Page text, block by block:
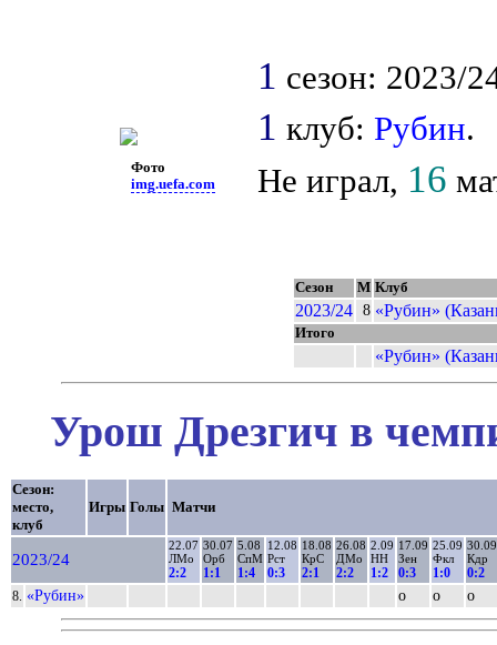
Фото
img.uefa.com
1 сезон: 2023/
1 клуб: Рубин.
Не играл, 16
Сезон М Клуб
2023/24 8 «Рубин»
Итого
«Рубин»
Урош Дрезгич в
Сезон:
место,
клуб
Игры Голы Матчи
2023/24
22.07
ЛМо
2:2
30.07
Орб
1:1
5.08
СпМ
1:4
12.08
Рст
0:3
18.08
КрС
2:1
26.08
ДМо
2:2
2.09
НН
1:2
17.09
Зен
0:3
25.09
Фкл
1:0
30.09
Кдр
0:2
8. «Рубин» о о о